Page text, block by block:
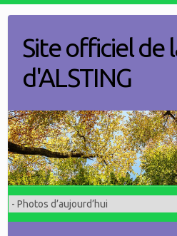
contentSite officiel de
d'ALSTING